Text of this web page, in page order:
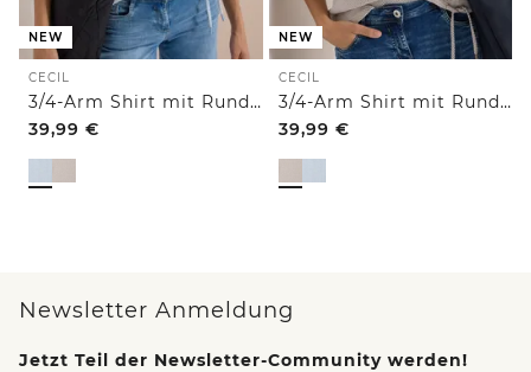
NEW
CECIL
3/4-Arm Shirt mit Rundhals und Struktur
39,99 €
NEW
CECIL
3/4-Arm Shirt mit Rundhals und Struktur
39,99 €
Newsletter Anmeldung
Jetzt Teil der Newsletter-Community werden!